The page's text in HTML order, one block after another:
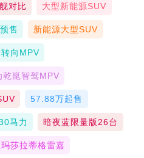
对比 大型新能源SUV
售 新能源大型SUV
转向MPV
乾崑智驾MPV
57.88万起售
马力 暗夜蓝限量版26台
莎拉蒂格雷嘉